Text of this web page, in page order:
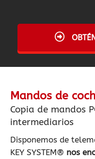
Mandos de
Copia de mandos
intermediarios
Disponemos de
KEY SYSTEM® nos